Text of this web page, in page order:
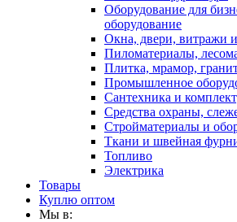
Оборудование для
оборудование
Окна, двери, витражи
Пиломатериалы,
Плитка, мрамор,
Промышленное
Сантехника и
Средства охраны,
Стройматериалы и
Ткани и швейная
Топливо
Электрика
Товары
Куплю оптом
Мы в: